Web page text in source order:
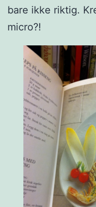
bare ikke riktig.
micro?!